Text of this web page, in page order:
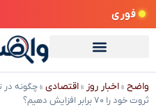
فوری
واضح »اخبار روز »اقتصادی »
ثروت خود را ۷۰ برابر افزایش دهیم؟